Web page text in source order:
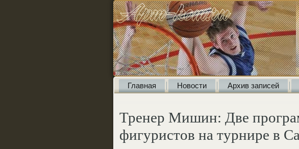
Главная Новости Архив записей
Тренер Мишин: Две
фигуристов на турнире в